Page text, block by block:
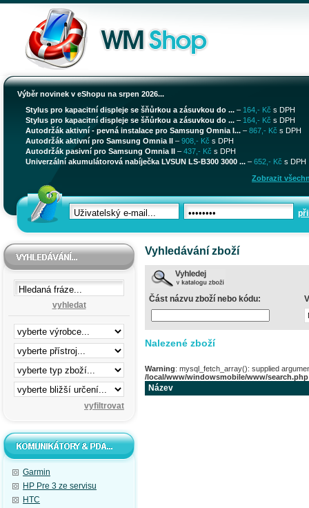
Výběr novinek v eShopu na srpen 2026...
Stylus pro kapacitní displeje se šňůrkou a zásuvkou do ... – 164,- Kč s DPH
Stylus pro kapacitní displeje se šňůrkou a zásuvkou do ... – 164,- Kč s DPH
Autodržák aktivní - pevná instalace pro Samsung Omnia I... – 867,- Kč s DPH
Autodržák aktivní pro Samsung Omnia II – 908,- Kč s DPH
Autodržák pasivní pro Samsung Omnia II – 437,- Kč s DPH
Univerzální akumulátorová nabíječka LVSUN LS-B300 3000 ... – 652,- Kč s DPH
Zobrazit
vyhledat
Garmin
HP Pre 3 ze servisu
HTC
Vyhledávání zboží
Část názvu zboží nebo kódu:
Nalezené zboží
Warning: mysql_fetch_array(): supplied
/local/www/windowsmobile/www/search.php
Název